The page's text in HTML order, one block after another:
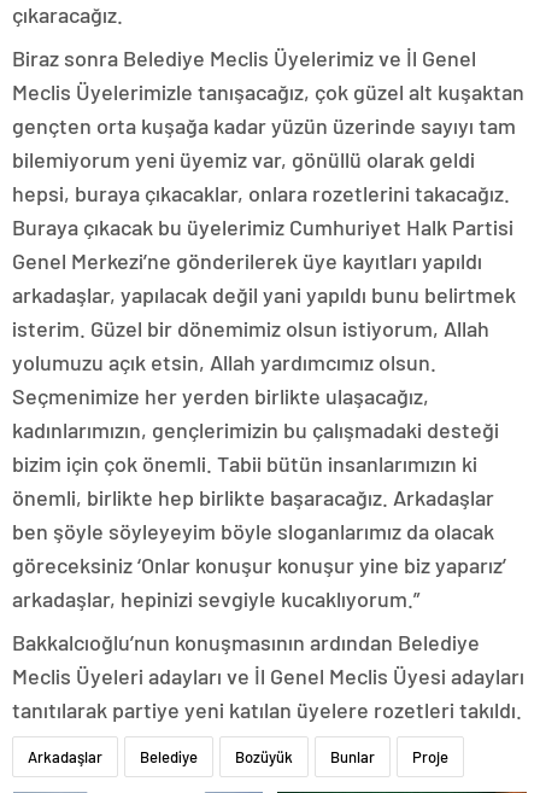
çıkaracağız.
Biraz sonra Belediye Meclis Üyelerimiz ve İl Genel
Meclis Üyelerimizle tanışacağız, çok güzel alt kuşaktan
gençten orta kuşağa kadar yüzün üzerinde sayıyı tam
bilemiyorum yeni üyemiz var, gönüllü olarak geldi
hepsi, buraya çıkacaklar, onlara rozetlerini takacağız.
Buraya çıkacak bu üyelerimiz Cumhuriyet Halk Partisi
Genel Merkezi’ne gönderilerek üye kayıtları yapıldı
arkadaşlar, yapılacak değil yani yapıldı bunu belirtmek
isterim. Güzel bir dönemimiz olsun istiyorum, Allah
yolumuzu açık etsin, Allah yardımcımız olsun.
Seçmenimize her yerden birlikte ulaşacağız,
kadınlarımızın, gençlerimizin bu çalışmadaki desteği
bizim için çok önemli. Tabii bütün insanlarımızın ki
önemli, birlikte hep birlikte başaracağız. Arkadaşlar
ben şöyle söyleyeyim böyle sloganlarımız da olacak
göreceksiniz ‘Onlar konuşur konuşur yine biz yaparız’
arkadaşlar, hepinizi sevgiyle kucaklıyorum.”
Bakkalcıoğlu’nun konuşmasının ardından Belediye
Meclis Üyeleri adayları ve İl Genel Meclis Üyesi adayları
tanıtılarak partiye yeni katılan üyelere rozetleri takıldı.
Arkadaşlar Belediye Bozüyük Bunlar Proje